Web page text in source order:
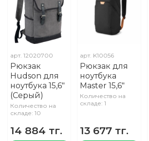
арт. 12020700
Рюкзак
Hudson для
ноутбука 15,6"
(Серый)
Количество на
складе: 10
14 884 тг.
арт. K10056
Рюкзак для
ноутбука
Master 15,6"
Количество на
складе: 1
13 677 тг.